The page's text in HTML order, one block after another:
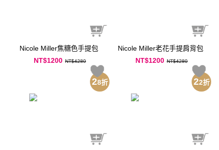
Nicole Miller焦糖色手提包
NT$1200 NT$4280
Nicole Miller老花手提肩背包
NT$1200 NT$4280
28折 22折